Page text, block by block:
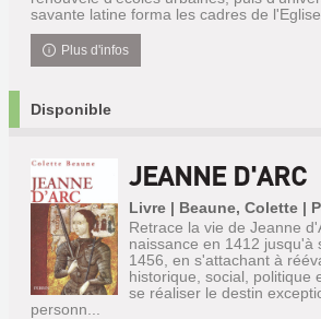
savante latine forma les cadres de l'Eglise
Plus d'infos
Disponible
JEANNE D'ARC
Livre | Beaune, Colette |
Retrace la vie de Jeanne
naissance en 1412 jusqu'à
1456, en s'attachant à
historique, social, politique
se réaliser le destin
personn...